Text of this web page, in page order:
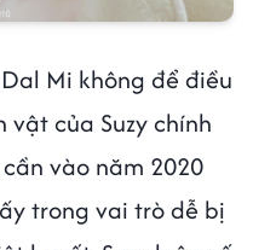
Mi không để điều
của Suzy chính
vào năm 2020
trong vai trò dễ bị